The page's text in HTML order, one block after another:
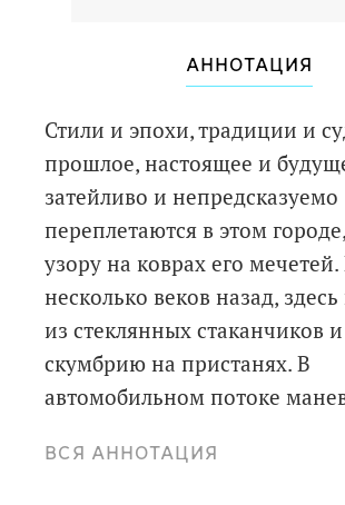
АННОТАЦИЯ
Стили и эпохи, традиции и
прошлое, настоящее и
затейливо и непредсказуемо
переплетаются в этом
узору на коврах его
несколько веков назад,
из стеклянных стаканчиков
скумбрию на пристанях. В
автомобильном потоке
деревянные подносы с
ВСЯ АННОТАЦИЯ